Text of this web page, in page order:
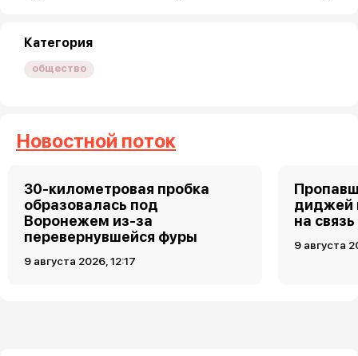
Категория
общество
Новостной поток
30-километровая пробка
образовалась под
Воронежем из-за
перевернувшейся фуры
9 августа 2026, 12:17
диджей
на связь
9 августа